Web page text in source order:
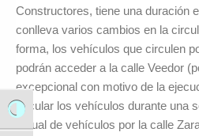
Alternar alto contraste
Constructores, tiene una duración
conlleva varios cambios en la
forma, los vehículos que circulen
podrán acceder a la calle Veedor
excepcional con motivo de la
circular los vehículos durante una
actual de vehículos por la calle